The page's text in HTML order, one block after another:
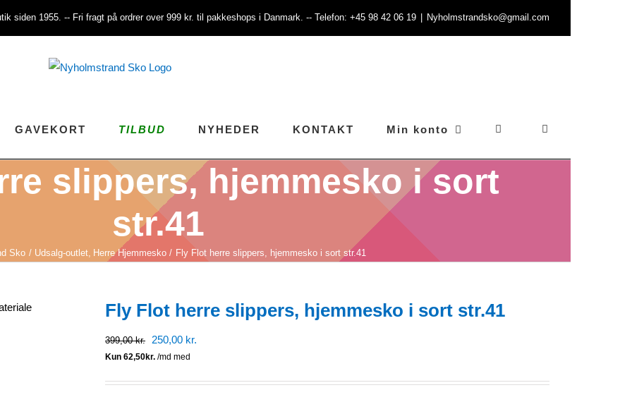
siden 1955. -- Fri fragt på ordrer over 999 kr. til pakkeshops i Danmark. -- Telefon: +45 98 42 06 19 Nyholmstrandsko@gmail.com
GAVEKORT TILBUD NYHEDER KONTAKT Min konto
slippers, hjemmesko i sort
str.41
Sko Udsalg-outlet Herre Hjemmesko Fly Flot herre slippers, hjemmesko i sort str.41
Fly Flot herre slippers, hjemmesko i sort str.41
399,00kr.
Den
oprindelige
pris
250,00 kr.
pris